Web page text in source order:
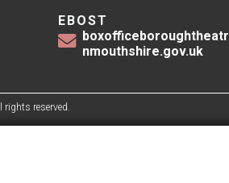
EBOST
nmouthshire.gov.uk
reserved.